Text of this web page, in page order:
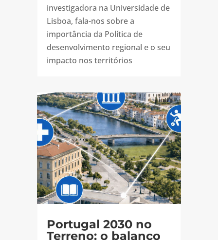
investigadora na Universidade de
Lisboa, fala-nos sobre a
importância da Política de
desenvolvimento regional e o seu
impacto nos territórios
Portugal 2030 no
Terreno: o balanço